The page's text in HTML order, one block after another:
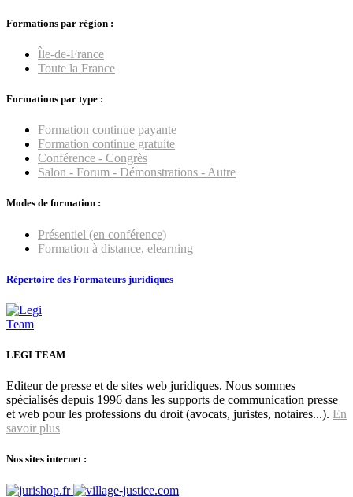
Formations par région :
Île-de-France
Toute la France
Formations par type :
Formation continue payante
Formation continue gratuite
Conférence - Congrès
Salon - Forum - Démonstrations - Autre
Modes de formation :
Présentiel (en conférence)
Formation à distance, elearning
Répertoire des Formateurs juridiques
LEGI TEAM
Editeur de presse et de sites web juridiques. Nous sommes
spécialisés depuis 1996 dans les supports de communication presse
et web pour les professions du droit (avocats, juristes, notaires...). En
savoir plus
Nos sites internet :